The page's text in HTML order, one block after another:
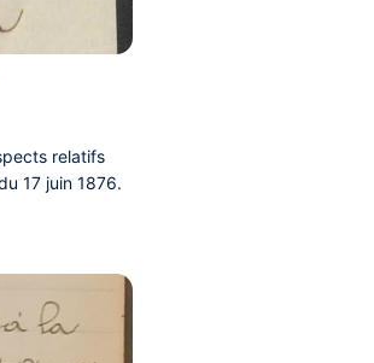
relatifs
17 juin 1876.